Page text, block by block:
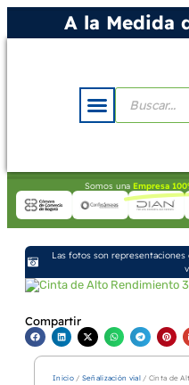
A la Medida
Somos una Empresa
Las fotos son
Compartir
Inicio/ Señalización vial/ Cinta de